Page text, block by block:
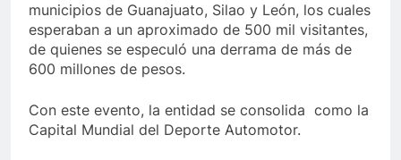
municipios de Guanajuato, Silao y León, los cuales
esperaban a un aproximado de 500 mil visitantes,
de quienes se especuló una derrama de más de
600 millones de pesos.
Con este evento, la entidad se consolida como la
Capital Mundial del Deporte Automotor.